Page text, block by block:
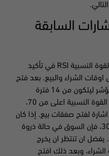
الإشارات السابقة
تساعد مؤشرات الزخم مثل مؤشر القوة النسبية RSI في تأكيد
الشراء والبيع. بعد فتح
مؤشر القوة النسبية، قم بضبط المؤشر ليتكون من 14 فترة
لتحقيق افضل توازن. إذا كان مؤشر القوة النسبية اعلى من 70،
لفتح صفقات بيع. إذا كان
مؤشر القوة النسبية RSI اقل من 30، فإن السوق في حالة ذروة
ان تنتظر ان يخرج
الشراء، وبعد ذلك افتح